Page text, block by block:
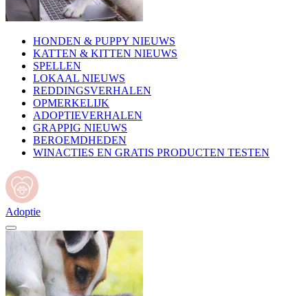
HONDEN & PUPPY NIEUWS
KATTEN & KITTEN NIEUWS
SPELLEN
LOKAAL NIEUWS
REDDINGSVERHALEN
OPMERKELIJK
ADOPTIEVERHALEN
GRAPPIG NIEUWS
BEROEMDHEDEN
WINACTIES EN GRATIS PRODUCTEN TESTEN
Adoptie